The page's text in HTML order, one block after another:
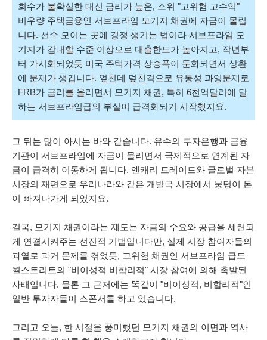
회수가 불확실한 대신 금리가 높은, 소위 "고위험 고수익"
비우량 주택금융인 서브프라임 모기지 채권에 자금이 몰립
니다. 선수 모이는 곳에 경쟁 생기는 법이라 서브프라임 모
기지가 감내할 수준 이상으로 대출한도가 높아지고, 작년부
터 가시화되었듯 미국 주택가격 상승폭이 둔화되면서 상환
에 문제가 생깁니다. 엎친데 덮친격으로 유동성 과잉문제로
FRB가 금리를 올리면서 모기지 채권, 특히 6천억달러에 달
하는 서브프라임급의 부실이 급격화되기 시작했지요.
그 뒤는 많이 아시는 바와 같습니다. 유수의 투자은행과 금융
기관이 서브프라임에 자금이 물리면서 국제적으로 연계된 자
금이 급격히 이동하게 됩니다. 엔캐리 트레이드와 글로벌 자본
시장의 재편으로 우리나라와 같은 개발국 시장에서 뭉텅이 돈
이 빠져나가게 되었지요.
결국, 모기지 채권이라는 제도는 자금의 수요와 공급을 세련되
게 연결시켜주는 선진적 기법입니다만, 실제 시장 참여자들의
과열로 과거 문제를 겪었듯, 고위험 채권인 서브프라임 급도
월스트리트의 "비이성적 비합리적" 시장 참여에 의해 촉발된
사태입니다. 물론 그 근저에는 똑같이 "비이성적, 비합리적"인
일반 투자자들이 스폰서를 하고 있습니다.
그리고 오늘, 한 시절을 풍미했던 모기지 채권의 이면과 역사